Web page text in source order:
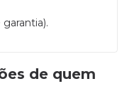
de quem